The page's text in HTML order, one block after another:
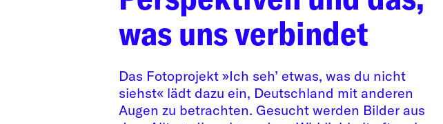
was uns verbindet
Das Fotoprojekt »Ich seh’ etwas, was du nicht
siehst« lädt dazu ein, Deutschland mit anderen
Augen zu betrachten. Gesucht werden Bilder aus